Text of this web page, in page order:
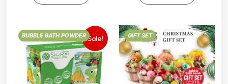
Sale!
BUBBLE BATH POWDER GIFT SET